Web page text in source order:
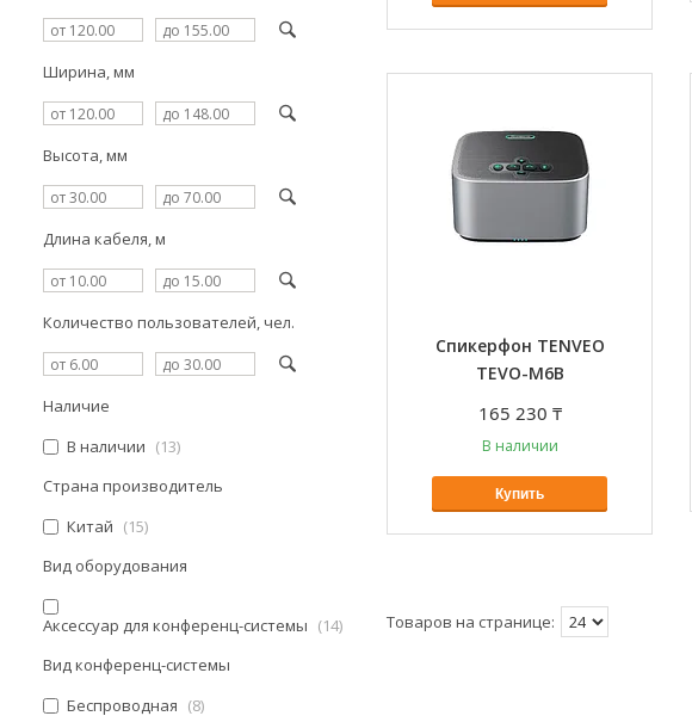
Спикерфон TENVEO
TEVO-M6B
165 230 ₸
В наличии
Купить
Ширина, мм
Высота, мм
Длина кабеля, м
Количество пользователей, чел.
Наличие
В наличии
13
Страна производитель
Китай
15
Вид оборудования
Аксессуар для конференц-системы
14
Вид конференц-системы
Беспроводная
8